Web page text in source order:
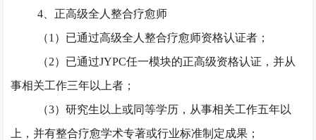
4、正高级全人整合疗愈师
（1）已通过高级全人整合疗愈师资格认证者；
（2）已通过JYPC任一模块的正高级资格认证，并从
事相关工作三年以上者；
（3）研究生以上或同等学历，从事相关工作五年以
上，并有整合疗愈学术专著或行业标准制定成果；